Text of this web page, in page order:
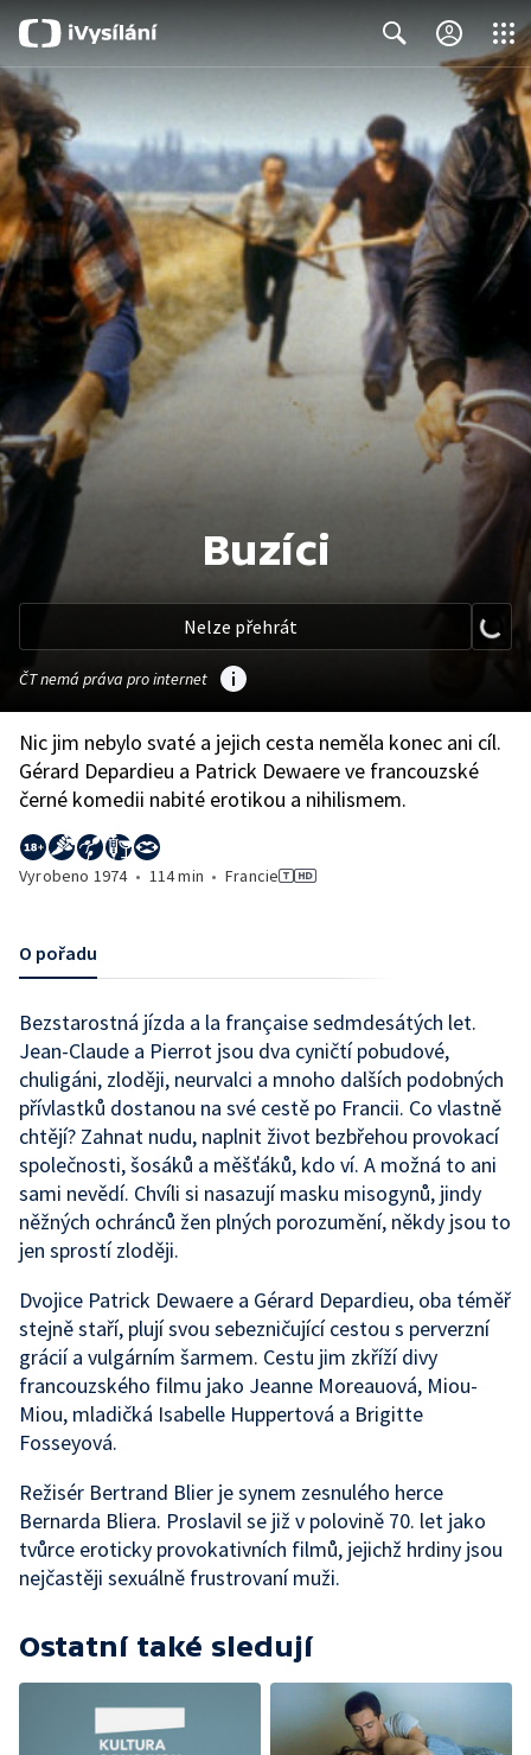
Close
Buzíci
Nelze přehrát
ČT nemá práva pro internet
Nic jim nebylo svaté a jejich cesta neměla konec ani cíl.
Gérard Depardieu a Patrick Dewaere ve francouzské
černé komedii nabité erotikou a nihilismem.
Vyrobeno 1974• 114 min •Francie
O pořadu
Bezstarostná jízda a la française sedmdesátých let.
Jean-Claude a Pierrot jsou dva cyničtí pobudové,
chuligáni, zloději, neurvalci a mnoho dalších podobných
přívlastků dostanou na své cestě po Francii. Co vlastně
chtějí? Zahnat nudu, naplnit život bezbřehou provokací
společnosti, šosáků a měšťáků, kdo ví. A možná to ani
sami nevědí. Chvíli si nasazují masku misogynů, jindy
něžných ochránců žen plných porozumění, někdy jsou to
jen sprostí zloději.
Dvojice Patrick Dewaere a Gérard Depardieu, oba téměř
stejně staří, plují svou sebezničující cestou s perverzní
grácií a vulgárním šarmem. Cestu jim zkříží divy
francouzského filmu jako Jeanne Moreauová, Miou-
Miou, mladičká Isabelle Huppertová a Brigitte
Fosseyová.
Režisér Bertrand Blier je synem zesnulého herce
Bernarda Bliera. Proslavil se již v polovině 70. let jako
tvůrce eroticky provokativních filmů, jejichž hrdiny jsou
nejčastěji sexuálně frustrovaní muži.
Ostatní také sledují